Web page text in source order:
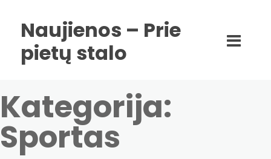
Naujienos – Prie
pietų stalo
Kategorija:
Sportas